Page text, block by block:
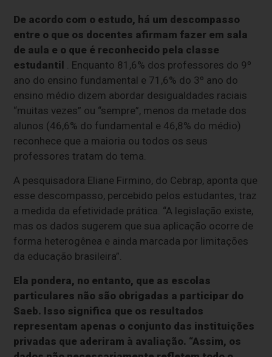
De acordo com o estudo, há um descompasso
entre o que os docentes afirmam fazer em sala
de aula e o que é reconhecido pela classe
estudantil . Enquanto 81,6% dos professores do 9º
ano do ensino fundamental e 71,6% do 3º ano do
ensino médio dizem abordar desigualdades raciais
“muitas vezes” ou “sempre”, menos da metade dos
alunos (46,6% do fundamental e 46,8% do médio)
reconhece que a maioria ou todos os seus
professores tratam do tema.
A pesquisadora Eliane Firmino, do Cebrap, aponta que
esse descompasso, percebido pelos estudantes, traz
a medida da efetividade prática. “A legislação existe,
mas os dados sugerem que sua aplicação ocorre de
forma heterogênea e ainda marcada por limitações
da educação brasileira”.
Ela pondera, no entanto, que as escolas
particulares não são obrigadas a participar do
Saeb. Isso significa que os resultados
representam apenas o conjunto das instituições
privadas que aderiram à avaliação. “Assim, os